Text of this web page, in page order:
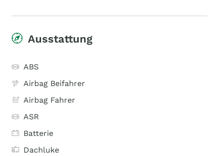
Ausstattung
ABS
Airbag Beifahrer
Airbag Fahrer
ASR
Batterie
Dachluke